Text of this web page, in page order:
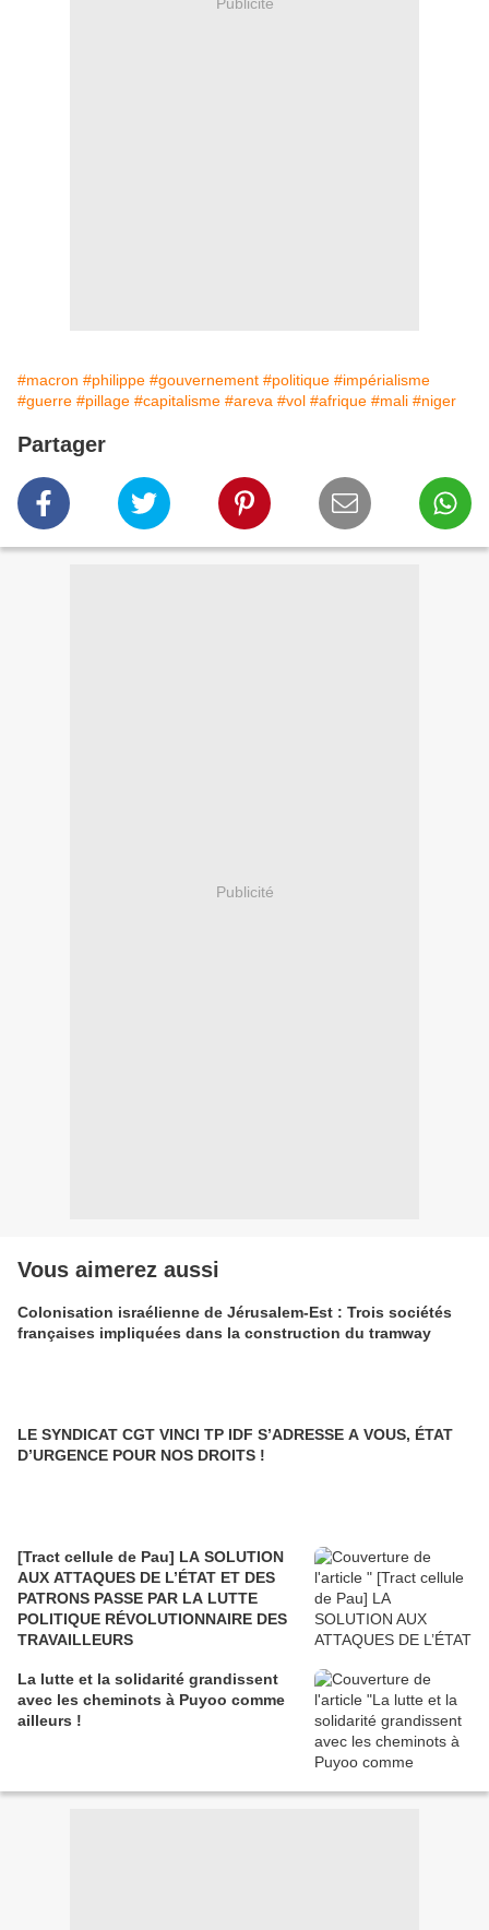
#macron #philippe #gouvernement #politique #impérialisme
#guerre #pillage #capitalisme #areva #vol #afrique #mali #niger
Partager
Publicité
Vous aimerez aussi
Colonisation israélienne de Jérusalem-Est : Trois sociétés
françaises impliquées dans la construction du tramway
LE SYNDICAT CGT VINCI TP IDF S’ADRESSE A VOUS, ÉTAT
D’URGENCE POUR NOS DROITS !
[Tract cellule de Pau] LA SOLUTION
AUX ATTAQUES DE L’ÉTAT ET DES
PATRONS PASSE PAR LA LUTTE
POLITIQUE RÉVOLUTIONNAIRE DES
TRAVAILLEURS
La lutte et la solidarité grandissent
avec les cheminots à Puyoo comme
ailleurs !